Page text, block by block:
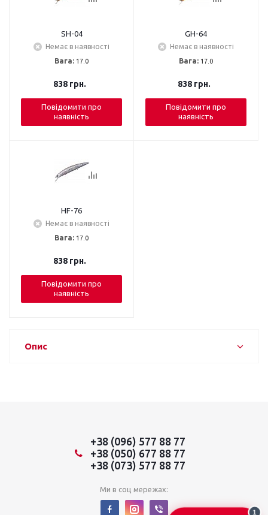
SH-04
Немає в наявності
Вага: 17.0
838грн.
Повідомити про
наявність
GH-64
Немає в наявності
Вага: 17.0
838грн.
Повідомити про
наявність
HF-76
Немає в наявності
Вага: 17.0
838грн.
Повідомити про
наявність
Опис
+38 (096) 577 88 77
+38 (050) 677 88 77
+38 (073) 577 88 77
Ми в соц мережах:
1